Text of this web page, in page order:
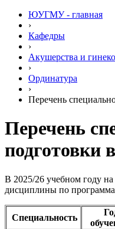
ЮУГМУ - главная
›
Кафедры
›
Акушерства и
›
Ординатура
›
Перечень
Перечень
подготовки
В 2025/26 учебном году
дисциплины по
Специальность